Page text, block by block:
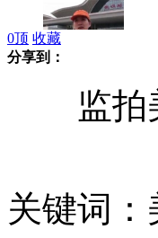
武汉环卫工拥4套
日本以北海域发
0顶 收藏
分享到：
监拍美
关键词